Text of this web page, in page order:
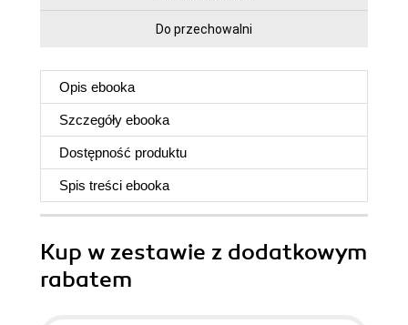
Do przechowalni
Opis ebooka
Szczegóły ebooka
Dostępność produktu
Spis treści ebooka
Kup w zestawie z dodatkowym
rabatem